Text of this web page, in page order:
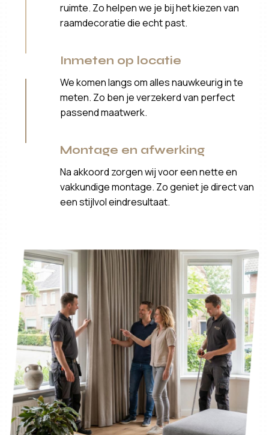
ruimte. Zo helpen we je bij het kiezen van
raamdecoratie die echt past.
Inmeten op locatie
We komen langs om alles nauwkeurig in te
meten. Zo ben je verzekerd van perfect
passend maatwerk.
Montage en afwerking
Na akkoord zorgen wij voor een nette en
vakkundige montage. Zo geniet je direct van
een stijlvol eindresultaat.